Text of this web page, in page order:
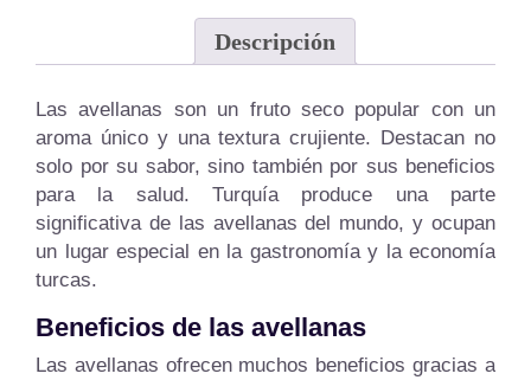
Descripción
Las avellanas son un fruto seco popular con un
aroma único y una textura crujiente. Destacan no
solo por su sabor, sino también por sus beneficios
para la salud. Turquía produce una parte
significativa de las avellanas del mundo, y ocupan
un lugar especial en la gastronomía y la economía
turcas.
Beneficios de las avellanas
Las avellanas ofrecen muchos beneficios gracias a